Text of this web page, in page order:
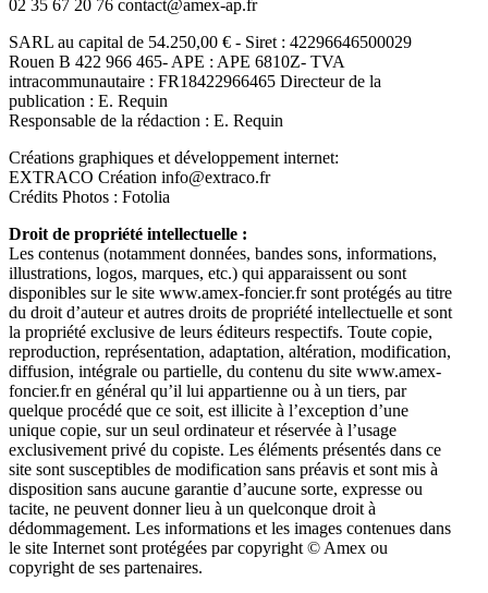
02 35 67 20 76 contact@amex-ap.fr
SARL au capital de 54.250,00 € - Siret : 42296646500029
Rouen B 422 966 465- APE : APE 6810Z- TVA
intracommunautaire : FR18422966465 Directeur de la
publication : E. Requin
Responsable de la rédaction : E. Requin
Créations graphiques et développement internet:
EXTRACO Création info@extraco.fr
Crédits Photos : Fotolia
Droit de propriété intellectuelle :
Les contenus (notamment données, bandes sons, informations,
illustrations, logos, marques, etc.) qui apparaissent ou sont
disponibles sur le site www.amex-foncier.fr sont protégés au titre
du droit d’auteur et autres droits de propriété intellectuelle et sont
la propriété exclusive de leurs éditeurs respectifs. Toute copie,
reproduction, représentation, adaptation, altération, modification,
diffusion, intégrale ou partielle, du contenu du site www.amex-
foncier.fr en général qu’il lui appartienne ou à un tiers, par
quelque procédé que ce soit, est illicite à l’exception d’une
unique copie, sur un seul ordinateur et réservée à l’usage
exclusivement privé du copiste. Les éléments présentés dans ce
site sont susceptibles de modification sans préavis et sont mis à
disposition sans aucune garantie d’aucune sorte, expresse ou
tacite, ne peuvent donner lieu à un quelconque droit à
dédommagement. Les informations et les images contenues dans
le site Internet sont protégées par copyright © Amex ou
copyright de ses partenaires.